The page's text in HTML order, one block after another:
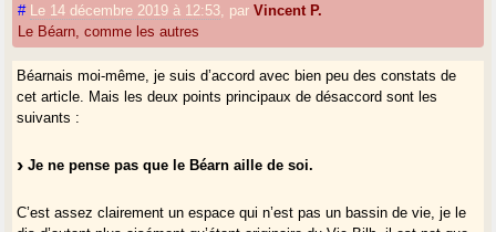
# Le 14 décembre 2019 à 12:53 parVincent P.
Le Béarn, comme les autres
Béarnais moi-même, je suis d’accord avec bien peu des constats de
cet article. Mais les deux points principaux de désaccord sont les
suivants :
Je ne pense pas que le Béarn aille de soi.
C’est assez clairement un espace qui n’est pas un bassin de vie, je le